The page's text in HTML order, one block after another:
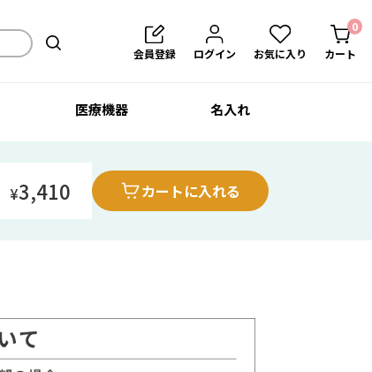
会員登録 ログイン お気に入り カート
0
医療機器 名入れ
¥3,410 カートに入れる